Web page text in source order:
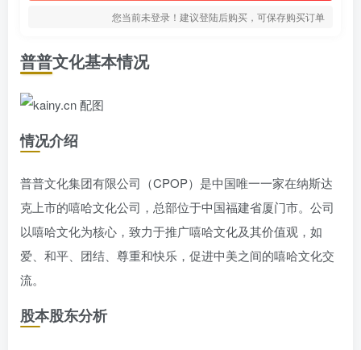
您当前未登录！建议登陆后购买，可保存购买订单
普普文化基本情况
情况介绍
普普文化集团有限公司（CPOP）是中国唯一一家在纳斯达
克上市的嘻哈文化公司，总部位于中国福建省厦门市。公司
以嘻哈文化为核心，致力于推广嘻哈文化及其价值观，如
爱、和平、团结、尊重和快乐，促进中美之间的嘻哈文化交
流。
股本股东分析